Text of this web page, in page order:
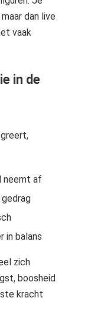
dan live
vaak
in de
neemt af
in balans
zich
boosheid
kracht